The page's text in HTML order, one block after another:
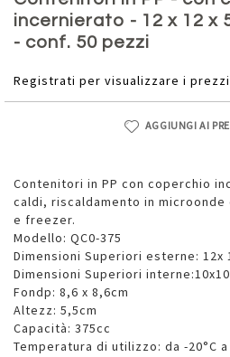
incernierato - 12 x 12 x
- conf. 50 pezzi
Registrati per visualizzare i
AGGIUNGI AI
Contenitori in PP con coperchio
caldi, riscaldamento in
e freezer.
Modello: QC0-375
Dimensioni Superiori esterne: 12x
Dimensioni Superiori
Fondp: 8,6 x 8,6cm
Altezz: 5,5cm
Capacità: 375cc
Temperatura di utilizzo: da -20°C a
della
galleria
di